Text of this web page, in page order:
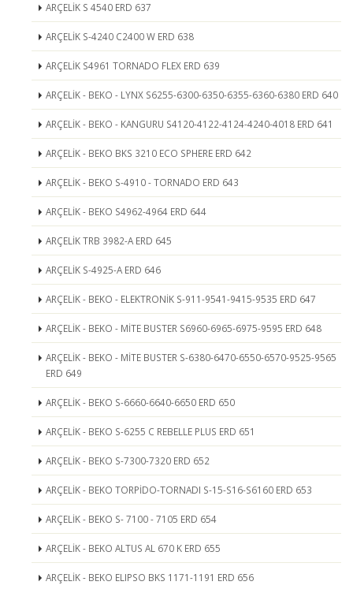
ARÇELİK S 4540 ERD 637
ARÇELİK S-4240 C2400 W ERD 638
ARÇELİK S4961 TORNADO FLEX ERD 639
ARÇELİK - BEKO - LYNX S6255-6300-6350-6355-6360-6380 ERD 640
ARÇELİK - BEKO - KANGURU S4120-4122-4124-4240-4018 ERD 641
ARÇELİK - BEKO BKS 3210 ECO SPHERE ERD 642
ARÇELİK - BEKO S-4910 - TORNADO ERD 643
ARÇELİK - BEKO S4962-4964 ERD 644
ARÇELİK TRB 3982-A ERD 645
ARÇELİK S-4925-A ERD 646
ARÇELİK - BEKO - ELEKTRONİK S-911-9541-9415-9535 ERD 647
ARÇELİK - BEKO - MİTE BUSTER S6960-6965-6975-9595 ERD 648
ARÇELİK - BEKO - MİTE BUSTER S-6380-6470-6550-6570-9525-9565
ERD 649
ARÇELİK - BEKO S-6660-6640-6650 ERD 650
ARÇELİK - BEKO S-6255 C REBELLE PLUS ERD 651
ARÇELİK - BEKO S-7300-7320 ERD 652
ARÇELİK - BEKO TORPİDO-TORNADI S-15-S16-S6160 ERD 653
ARÇELİK - BEKO S- 7100 - 7105 ERD 654
ARÇELİK - BEKO ALTUS AL 670 K ERD 655
ARÇELİK - BEKO ELIPSO BKS 1171-1191 ERD 656